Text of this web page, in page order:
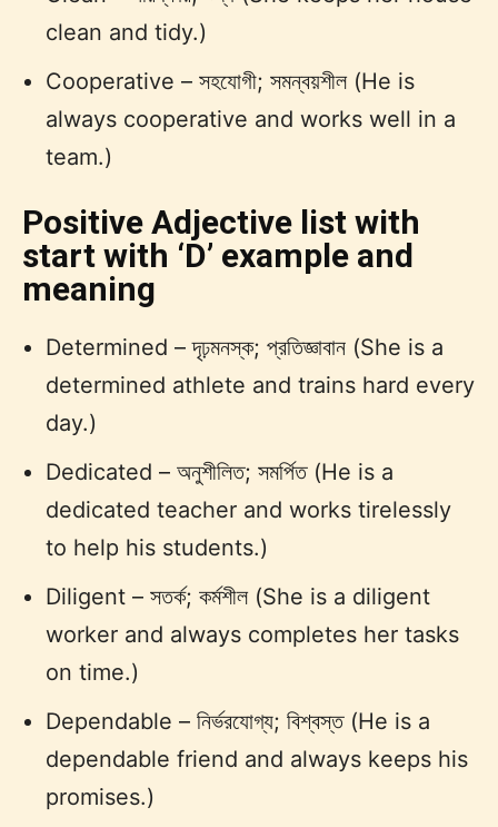
clean and tidy.)
Cooperative – সহযোগী; সমন্বয়শীল (He is
always cooperative and works well in a
team.)
Positive Adjective list with
start with ‘D’ example and
meaning
Determined – দৃঢ়মনস্ক; প্রতিজ্ঞাবান (She is a
determined athlete and trains hard every
day.)
Dedicated – অনুশীলিত; সমর্পিত (He is a
dedicated teacher and works tirelessly
to help his students.)
Diligent – সতর্ক; কর্মশীল (She is a diligent
worker and always completes her tasks
on time.)
Dependable – নির্ভরযোগ্য; বিশ্বস্ত (He is a
dependable friend and always keeps his
promises.)